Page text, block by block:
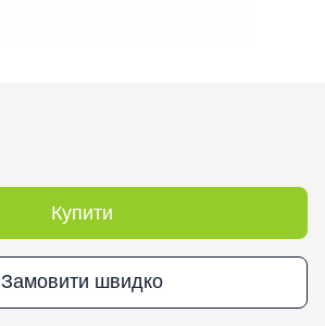
Купити
Замовити швидко